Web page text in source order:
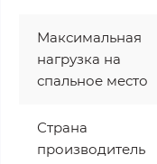
Максимальная
нагрузка на
спальное место
Страна
производитель